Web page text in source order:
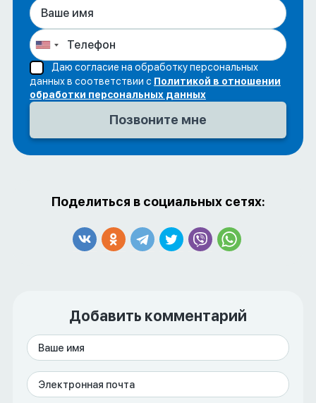
Даю согласие на обработку персональных
данных в соответствии с Политикой в отношении
обработки персональных данных
Поделиться в социальных сетях:
Добавить комментарий